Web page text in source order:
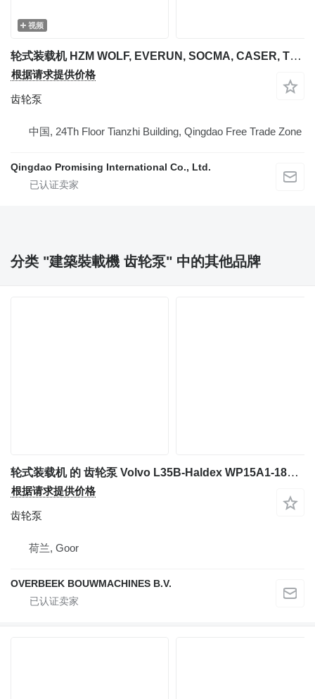
视频
轮式装载机 HZM WOLF, EVERUN, SOCMA, CASER, TRANER, KINGWAY, FLAND 的 齿轮泵 Qingdao Promising YHP-1 6.5P
根据请求提供价格
齿轮泵
中国, 24Th Floor Tianzhi Building, Qingdao Free Trade Zone
Qingdao Promising International Co., Ltd.
分类 "建築裝載機 齿轮泵" 中的其他品牌
轮式装载机 的 齿轮泵 Volvo L35B-Haldex WP15A1-1830497-Gearpump/Zahnradpumpe
根据请求提供价格
齿轮泵
荷兰, Goor
OVERBEEK BOUWMACHINES B.V.